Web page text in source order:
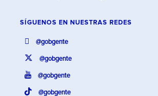
SÍGUENOS EN NUESTRAS REDES
@gobgente
@gobgente
@gobgente
@gobgente